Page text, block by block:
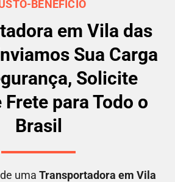
BENEFÍCIO
em Vila das
Sua Carga
Solicite
Frete para Todo o
Brasil
uma Transportadora em Vila